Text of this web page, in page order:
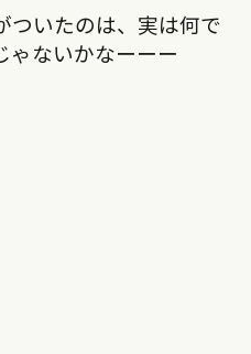
ついたのは、実は何で
ゃないかなーーー